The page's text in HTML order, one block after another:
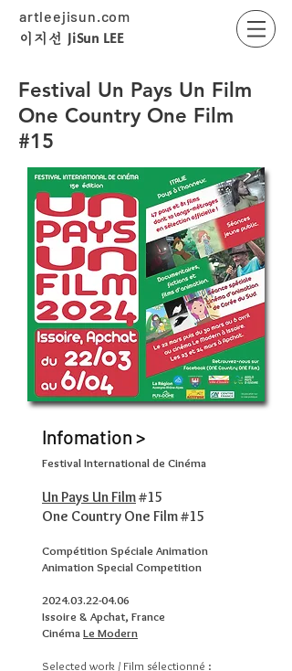
artleejisun.com
​이지선 JiSun LEE
Festival Un Pays Un Film
One Country One Film
#15
Infomation >
Festival International de Cinéma
Un Pays Un Film#15
One Country One Film #15
Compétition Spéciale Animation
Animation Special Competition
2024.03.22-04.06
Issoire & Apchat, France
CinémaLe Modern
Selected work / Film sélectionné :